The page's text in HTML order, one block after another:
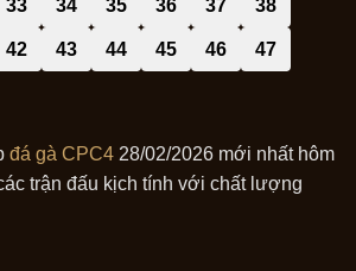
33 34 35 36 37 38
42 43 44 45 46 47
đá gà CPC4 28/02/2026 mới nhất hôm
trận đấu kịch tính với chất lượng